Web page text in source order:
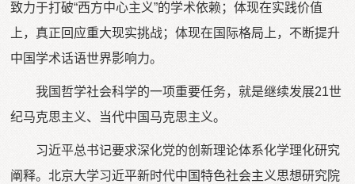
致力于打破“西方中心主义”的学术依赖；体现在实践价值
上，真正回应重大现实挑战；体现在国际格局上，不断提升
中国学术话语世界影响力。
我国哲学社会科学的一项重要任务，就是继续发展21世
纪马克思主义、当代中国马克思主义。
习近平总书记要求深化党的创新理论体系化学理化研究
阐释。北京大学习近平新时代中国特色社会主义思想研究院